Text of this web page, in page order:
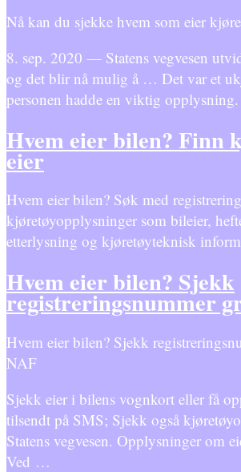
Nå kan du sjekke hvem som eier
8. sep. 2020 — Statens vegvesen
og det blir nå mulig å … Det var et
personen hadde en viktig opplysning.
Hvem eier bilen? Finn
eier
Hvem eier bilen? Søk med
kjøretøyopplysninger som bileier,
etterlysning og kjøretøyteknisk
Hvem eier bilen? Sjekk
registreringsnummer
Hvem eier bilen? Sjekk
NAF
Sjekk eier i bilens vognkort eller få
tilsendt på SMS; Sjekk også
Statens vegvesen. Opplysninger om
Ved …